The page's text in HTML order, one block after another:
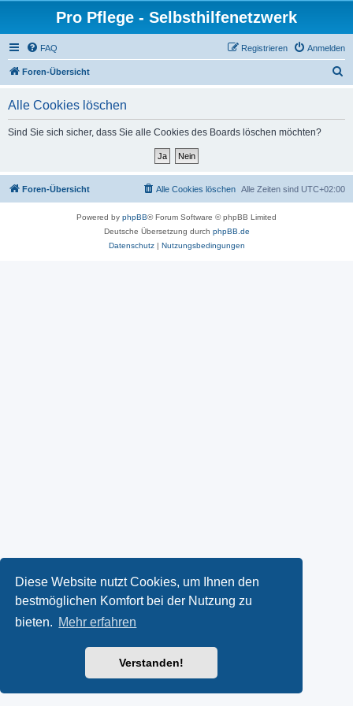
Diese Website nutzt Cookies, um Ihnen den
bestmöglichen Komfort bei der Nutzung zu
bieten. Mehr erfahren
Verstanden!
Pro Pflege - Selbsthilfenetzwerk
FAQ Anmelden
Registrieren
Foren-Übersicht
Alle Cookies löschen
Sind Sie sich sicher, dass Sie alle Cookies des Boards löschen möchten?
Foren-Übersicht Alle Zeiten sind UTC+02:00
Alle Cookies löschen
Powered by phpBB® Forum Software © phpBB Limited
Deutsche Übersetzung durch phpBB.de
Datenschutz| Nutzungsbedingungen